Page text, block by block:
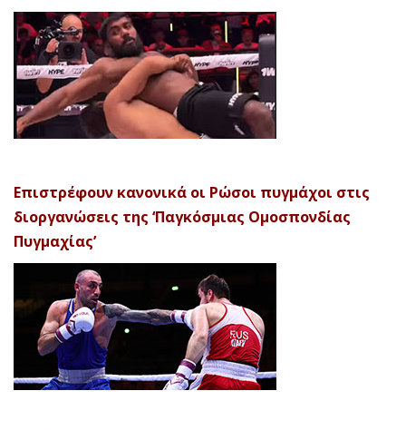
Επιστρέφουν κανονικά οι Ρώσοι πυγμάχοι στις
διοργανώσεις της ‘Παγκόσμιας Ομοσπονδίας
Πυγμαχίας’